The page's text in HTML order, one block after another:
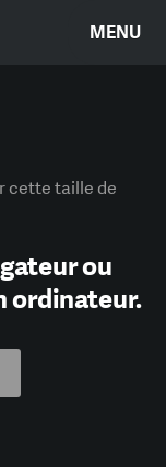
MENU
cette taille de
ou
ordinateur.